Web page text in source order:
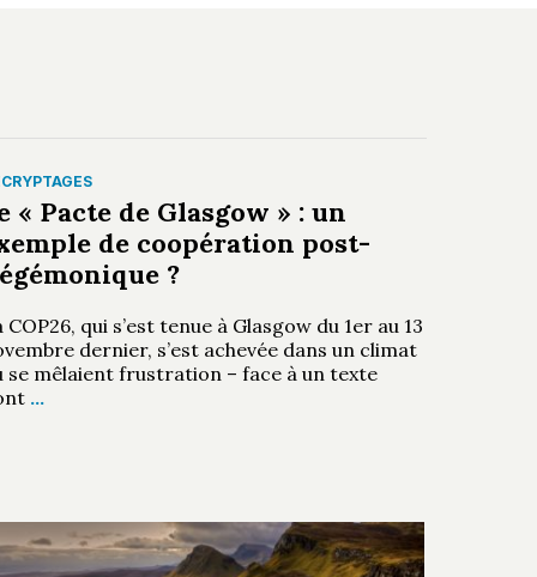
« Pacte de Glasgow » : un
de coopération post-
?
COP26, qui s’est tenue à Glasgow du 1er au 13
dernier, s’est achevée dans un climat
se mêlaient frustration – face à un texte
…